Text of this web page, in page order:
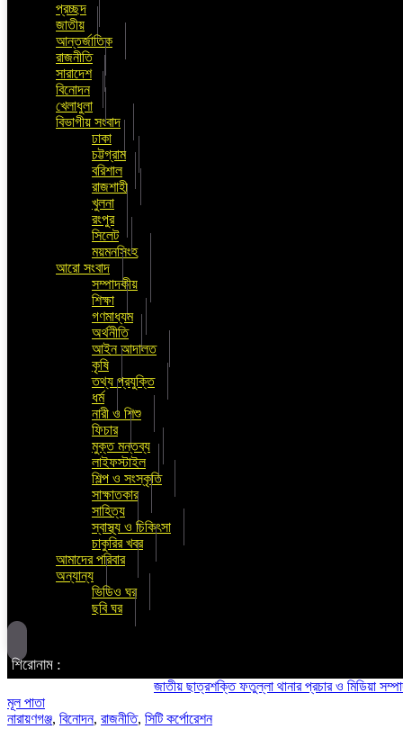
প্রচ্ছদ
জাতীয়
আন্তর্জাতিক
রাজনীতি
সারাদেশ
বিনোদন
খেলাধুলা
বিভাগীয় সংবাদ
ঢাকা
চট্টগ্রাম
বরিশাল
রাজশাহী
খুলনা
রংপুর
সিলেট
ময়মনসিংহ
আরো সংবাদ
সম্পাদকীয়
শিক্ষা
গণমাধ্যম
অর্থনীতি
আইন আদালত
কৃষি
তথ্য প্রযুক্তি
ধর্ম
নারী ও শিশু
ফিচার
মুক্ত মন্তব্য
লাইফস্টাইল
শিল্প ও সংস্কৃতি
সাক্ষাতকার
সাহিত্য
স্বাস্থ্য ও চিকিৎসা
চাকুরির খবর
আমাদের পরিবার
অন্যান্য
ভিডিও ঘর
ছবি ঘর
শিরোনাম :
জাতীয় ছাত্রশক্তি ফতুল্লা থানার প্রচার ও মিডিয়া সম্পাদক
মূল পাতা
নারায়ণগঞ্জ, বিনোদন, রাজনীতি, সিটি কর্পোরেশন